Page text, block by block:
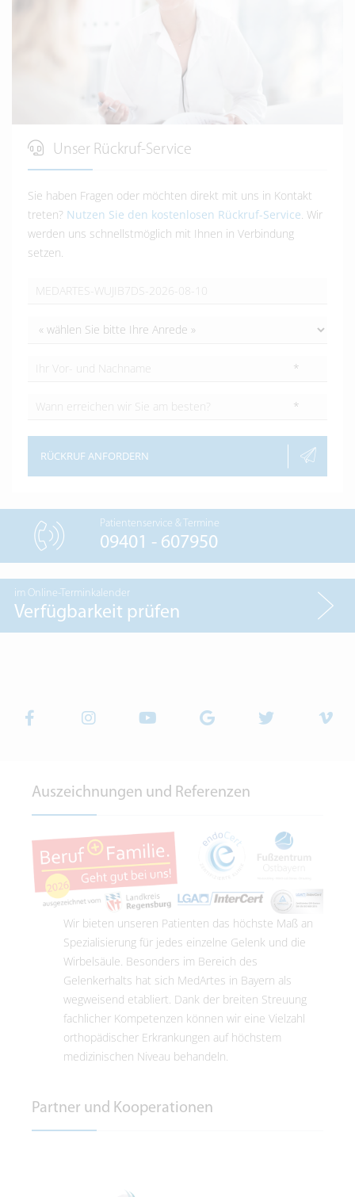
Unser Rückruf-Service
Sie haben Fragen oder möchten direkt mit uns in Kontakt
treten? Nutzen Sie den kostenlosen Rückruf-Service. Wir
werden uns schnellstmöglich mit Ihnen in Verbindung
setzen.
*
*
RÜCKRUF ANFORDERN
Patientenservice & Termine
09401 - 607950
im Online-Terminkalender
Verfügbarkeit prüfen
Auszeichnungen und Referenzen
Wir bieten unseren Patienten das höchste Maß an
Spezialisierung für jedes einzelne Gelenk und die
Wirbelsäule. Besonders im Bereich des
Gelenkerhalts hat sich MedArtes in Bayern als
wegweisend etabliert. Dank der breiten Streuung
fachlicher Kompetenzen können wir eine Vielzahl
orthopädischer Erkrankungen auf höchstem
medizinischen Niveau behandeln.
Partner und Kooperationen